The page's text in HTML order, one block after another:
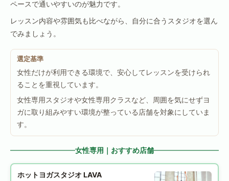
ペースで通いやすいのが魅力です。
レッスン内容や雰囲気も比べながら、自分に合うスタジオを選ん
でみましょう。
選定基準
女性だけが利用できる環境で、安心してレッスンを受けられ
ることを重視しています。
女性専用スタジオや女性専用クラスなど、周囲を気にせずヨ
ガに取り組みやすい環境が整っている店舗を対象にしていま
す。
女性専用｜おすすめ店舗
ホットヨガスタジオ LAVA